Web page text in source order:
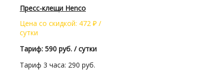
Пресс-клещи Henco
Цена со скидкой: 472 ₽ /
сутки
Тариф: 590 руб. / сутки
Тариф 3 часа: 290 руб.